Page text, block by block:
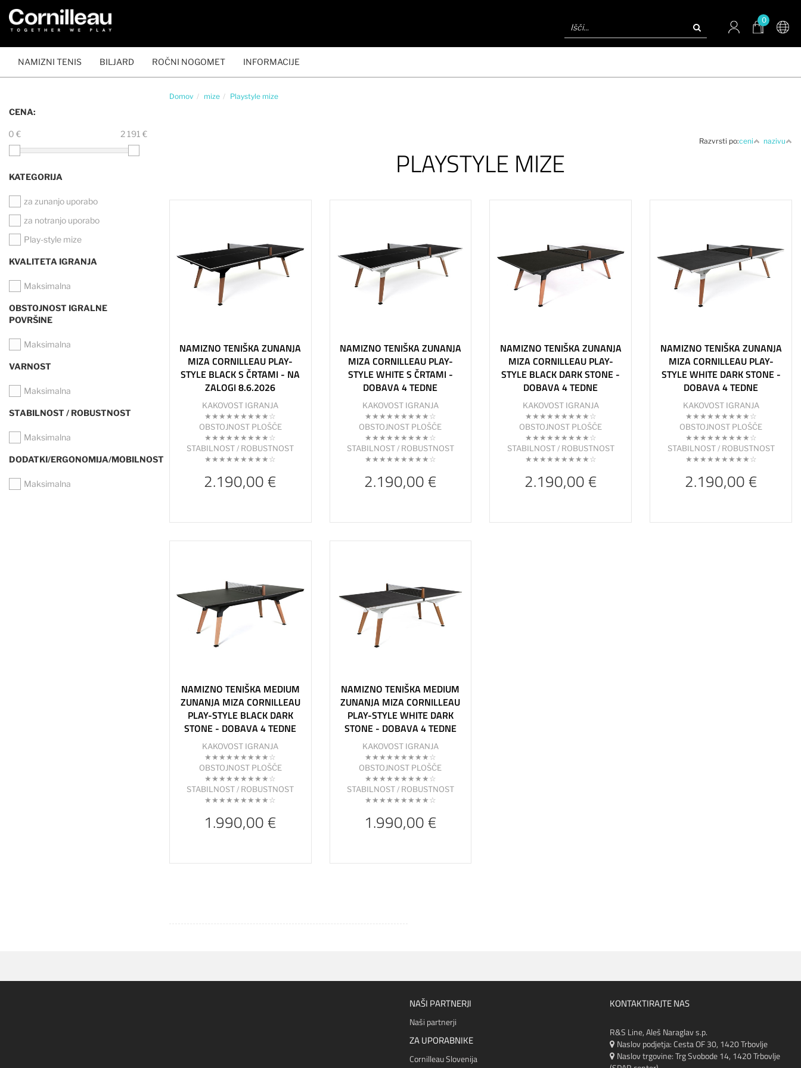
0
NAMIZNI TENIS BILJARD ROČNI NOGOMET INFORMACIJE
CENA:
0 € 2 191 €
KATEGORIJA
za zunanjo uporabo
za notranjo uporabo
Play-style mize
KVALITETA IGRANJA
Maksimalna
OBSTOJNOST IGRALNE
POVRŠINE
Maksimalna
VARNOST
Maksimalna
STABILNOST / ROBUSTNOST
Maksimalna
DODATKI/ERGONOMIJA/MOBILNOST
Maksimalna
Domov mize Playstyle mize
Razvrsti po:ceni nazivu
PLAYSTYLE MIZE
NAMIZNO TENIŠKA ZUNANJA
MIZA CORNILLEAU PLAY-
STYLE BLACK S ČRTAMI - NA
ZALOGI 8.6.2026
KAKOVOST IGRANJA
★★★★★★★★★☆
OBSTOJNOST PLOŠČE
★★★★★★★★★☆
STABILNOST / ROBUSTNOST
★★★★★★★★★☆
2.190,00 €
NAMIZNO TENIŠKA ZUNANJA
MIZA CORNILLEAU PLAY-
STYLE WHITE S ČRTAMI -
DOBAVA 4 TEDNE
KAKOVOST IGRANJA
★★★★★★★★★☆
OBSTOJNOST PLOŠČE
★★★★★★★★★☆
STABILNOST / ROBUSTNOST
★★★★★★★★★☆
2.190,00 €
NAMIZNO TENIŠKA ZUNANJA
MIZA CORNILLEAU PLAY-
STYLE BLACK DARK STONE -
DOBAVA 4 TEDNE
KAKOVOST IGRANJA
★★★★★★★★★☆
OBSTOJNOST PLOŠČE
★★★★★★★★★☆
STABILNOST / ROBUSTNOST
★★★★★★★★★☆
2.190,00 €
NAMIZNO TENIŠKA ZUNANJA
MIZA CORNILLEAU PLAY-
STYLE WHITE DARK STONE -
DOBAVA 4 TEDNE
KAKOVOST IGRANJA
★★★★★★★★★☆
OBSTOJNOST PLOŠČE
★★★★★★★★★☆
STABILNOST / ROBUSTNOST
★★★★★★★★★☆
2.190,00 €
NAMIZNO TENIŠKA MEDIUM
ZUNANJA MIZA CORNILLEAU
PLAY-STYLE BLACK DARK
STONE - DOBAVA 4 TEDNE
KAKOVOST IGRANJA
★★★★★★★★★☆
OBSTOJNOST PLOŠČE
★★★★★★★★★☆
STABILNOST / ROBUSTNOST
★★★★★★★★★☆
1.990,00 €
NAMIZNO TENIŠKA MEDIUM
ZUNANJA MIZA CORNILLEAU
PLAY-STYLE WHITE DARK
STONE - DOBAVA 4 TEDNE
KAKOVOST IGRANJA
★★★★★★★★★☆
OBSTOJNOST PLOŠČE
★★★★★★★★★☆
STABILNOST / ROBUSTNOST
★★★★★★★★★☆
1.990,00 €
NAŠI PARTNERJI
Naši partnerji
ZA UPORABNIKE
Cornilleau Slovenija
KONTAKTIRAJTE NAS
R&S Line, Aleš Naraglav s.p.
Naslov podjetja: Cesta OF 30, 1420 Trbovlje
Naslov trgovine:Trg Svobode 14, 1420 Trbovlje